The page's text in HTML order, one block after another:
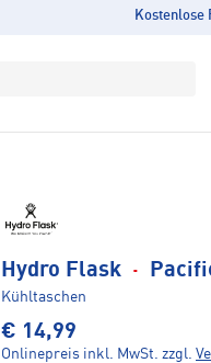
Kostenlose
Hydro Flask ·
Kühltaschen
€ 14,99
Onlinepreis inkl. MwSt. zzgl.